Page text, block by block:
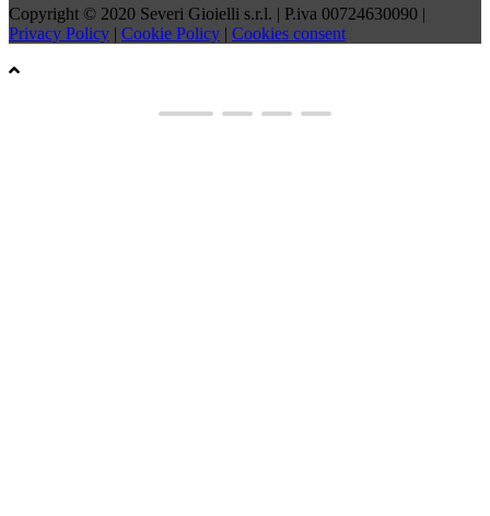
Copyright © 2020 Severi Gioielli s.r.l. | P.iva 00724630090 |
Privacy Policy | Cookie Policy | Cookies consent